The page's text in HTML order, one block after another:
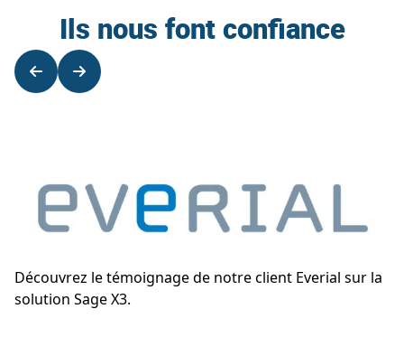
Ils nous font confiance
Découvrez le témoignage de notre client Everial sur la
solution Sage X3.